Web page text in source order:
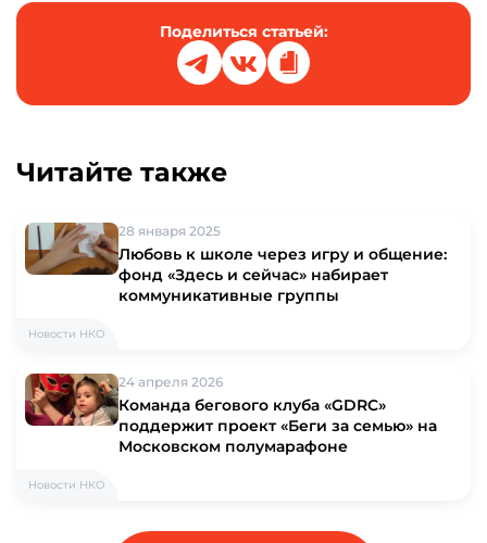
Поделиться статьей:
Читайте также
Новости НКО
28 января 2025
Любовь к школе через игру и общение:
фонд «Здесь и сейчас» набирает
коммуникативные группы
Новости НКО
24 апреля 2026
Команда бегового клуба «GDRC»
поддержит проект «Беги за семью» на
Московском полумарафоне